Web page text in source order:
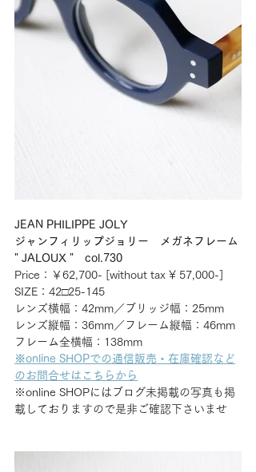
JEAN PHILIPPE JOLY
ジャンフィリップジョリー　メガネフレーム
" JALOUX "　col.730
Price：￥62,700- [without tax ¥ 57,000-]
SIZE：42□25-145
レンズ横幅：42mm／ブリッジ幅：25mm
レンズ縦幅：36mm／フレーム縦幅：46mm
フレーム全横幅：138mm
※online SHOPでの通信販売・在庫確認など
のお問合せはこちらから
※online SHOPにはブログ未掲載の写真も掲
載しておりますので是非ご確認下さいませ